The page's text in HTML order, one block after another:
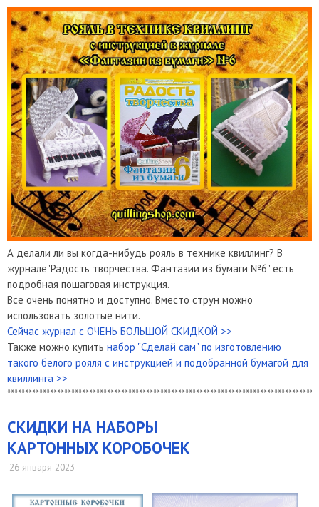
А делали ли вы когда-нибудь рояль в технике квиллинг? В
журнале"Радость творчества. Фантазии из бумаги №6" есть
подробная пошаговая инструкция.
Все очень понятно и доступно. Вместо струн можно
использовать золотые нити.
Сейчас журнал с ОЧЕНЬ БОЛЬШОЙ СКИДКОЙ >>
Также можно купить набор "Сделай сам" по изготовлению
такого белого рояля с инструкцией и подобранной бумагой для
квиллинга >>
СКИДКИ НА НАБОРЫ
КАРТОННЫХ КОРОБОЧЕК
26 января 2023